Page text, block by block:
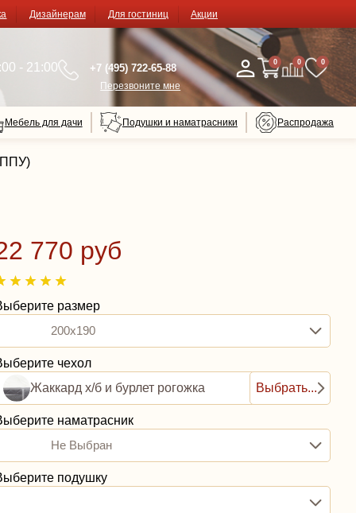
Дизайнерам Для гостиниц Акции
- 21:00 +7 (495) 722-65-88
Перезвоните мне
0 0 0
Мебель для дачи Подушки и наматрасники Распродажа
770 руб
размер
200x190
чехол
Жаккард х/б и бурлет рогожка
Выбрать...
наматрасник
Не Выбран
подушку